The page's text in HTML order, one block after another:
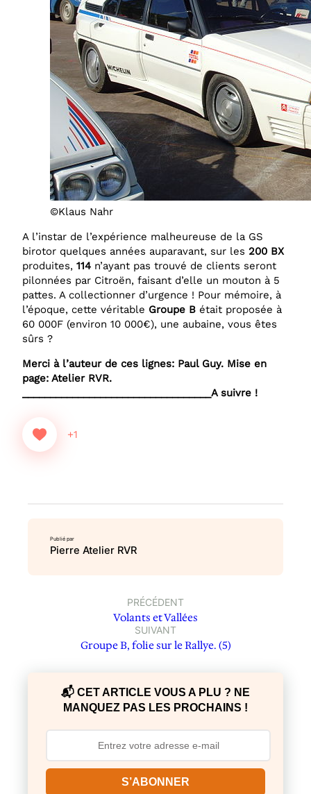
©Klaus Nahr
A l’instar de l’expérience malheureuse de la GS
birotor quelques années auparavant, sur les 200 BX
produites, 114 n’ayant pas trouvé de clients seront
pilonnées par Citroën, faisant d’elle un mouton à 5
pattes. A collectionner d’urgence ! Pour mémoire, à
l’époque, cette véritable Groupe B était proposée à
60 000F (environ 10 000€), une aubaine, vous êtes
sûrs ?
Merci à l’auteur de ces lignes: Paul Guy. Mise en
page: Atelier RVR.
__________________________________A suivre !
+1
Publié par
Pierre Atelier RVR
PRÉCÉDENT
Volants et Vallées
SUIVANT
Groupe B, folie sur le Rallye. (5)
📬 CET ARTICLE VOUS A PLU ? NE
MANQUEZ PAS LES PROCHAINS !
S’ABONNER